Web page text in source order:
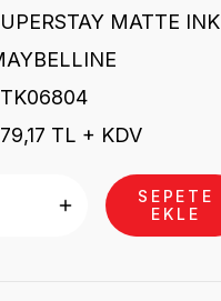
MATTE INK
TL + KDV
SEPETE
EKLE